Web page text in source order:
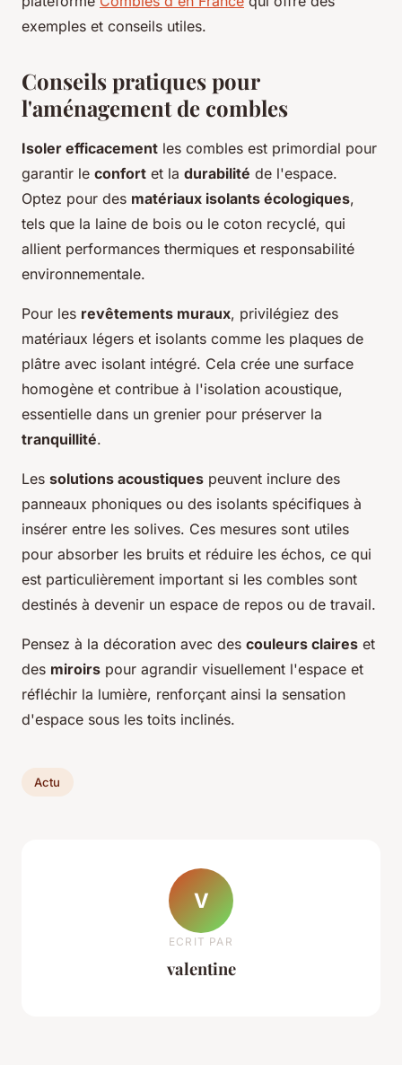
exemples et conseils utiles.
Conseils pratiques pour
l'aménagement de combles
Isoler efficacement les combles est primordial pour
garantir le confort et la durabilité de l'espace.
Optez pour des matériaux isolants écologiques,
tels que la laine de bois ou le coton recyclé, qui
allient performances thermiques et responsabilité
environnementale.
Pour les revêtements muraux, privilégiez des
matériaux légers et isolants comme les plaques de
plâtre avec isolant intégré. Cela crée une surface
homogène et contribue à l'isolation acoustique,
essentielle dans un grenier pour préserver la
tranquillité.
Les solutions acoustiques peuvent inclure des
panneaux phoniques ou des isolants spécifiques à
insérer entre les solives. Ces mesures sont utiles
pour absorber les bruits et réduire les échos, ce qui
est particulièrement important si les combles sont
destinés à devenir un espace de repos ou de travail.
Pensez à la décoration avec des couleurs claires et
des miroirs pour agrandir visuellement l'espace et
réfléchir la lumière, renforçant ainsi la sensation
d'espace sous les toits inclinés.
Actu
V
ECRIT PAR
valentine